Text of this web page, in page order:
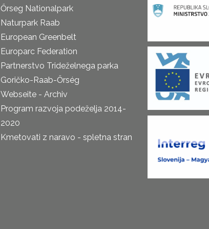
Őrseg Nationalpark
Naturpark Raab
European Greenbelt
Europarc Federation
Partnerstvo Trideželnega parka
Goričko-Raab-Őrség
Webseite - Archiv
Program razvoja podeželja 2014-
2020
Kmetovati z naravo - spletna stran